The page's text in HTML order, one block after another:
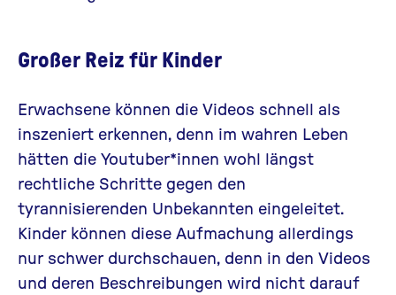
Großer Reiz für Kinder
Erwachsene können die Videos schnell als
inszeniert erkennen, denn im wahren Leben
hätten die Youtuber*innen wohl längst
rechtliche Schritte gegen den
tyrannisierenden Unbekannten eingeleitet.
Kinder können diese Aufmachung allerdings
nur schwer durchschauen, denn in den Videos
und deren Beschreibungen wird nicht darauf